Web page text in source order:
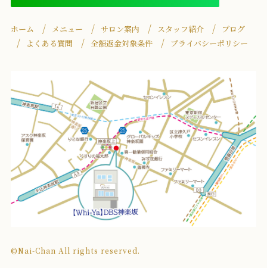
ホーム メニュー サロン案内 スタッフ紹介
ブログ
よくある質問
全額返金対象条件 プライバシーポリシー
©Nai-Chan All rights reserved.